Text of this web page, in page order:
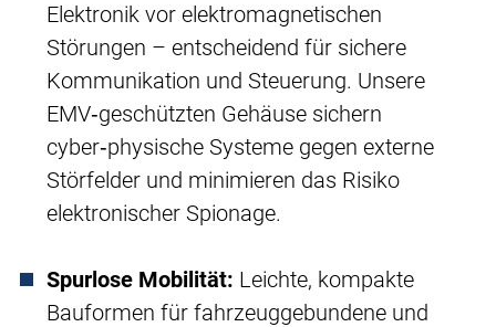
Elektronik vor elektromagnetischen
Störungen – entscheidend für sichere
Kommunikation und Steuerung. Unsere
EMV‑geschützten Gehäuse sichern
cyber‑physische Systeme gegen externe
Störfelder und minimieren das Risiko
elektronischer Spionage.
Spurlose Mobilität: Leichte, kompakte
Bauformen für fahrzeuggebundene und